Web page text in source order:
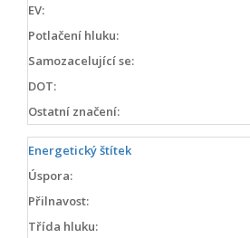
EV:
Potlačení hluku:
Samozacelující se:
DOT:
Ostatní značení:
Energetický štítek
Úspora:
Přilnavost:
Třída hluku: